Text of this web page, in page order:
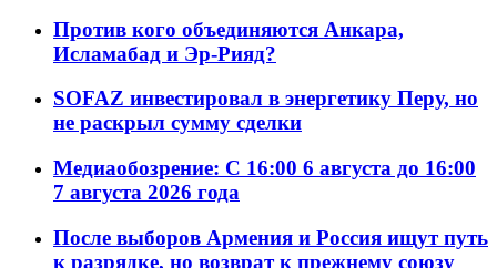
Против кого объединяются Анкара,
Исламабад и Эр-Рияд?
SOFAZ инвестировал в энергетику Перу, но
не раскрыл сумму сделки
Медиаобозрение: С 16:00 6 августа до 16:00
7 августа 2026 года
После выборов Армения и Россия ищут путь
к разрядке, но возврат к прежнему союзу